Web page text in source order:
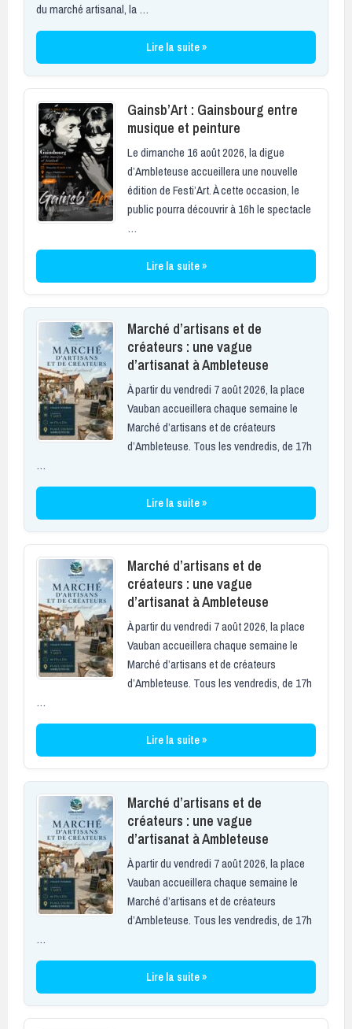
du marché artisanal, la …
Lire la suite »
Gainsb’Art : Gainsbourg entre
musique et peinture
Le dimanche 16 août 2026, la digue
d’Ambleteuse accueillera une nouvelle
édition de Festi’Art. À cette occasion, le
public pourra découvrir à 16h le spectacle
…
Lire la suite »
Marché d’artisans et de
créateurs : une vague
d’artisanat à Ambleteuse
À partir du vendredi 7 août 2026, la place
Vauban accueillera chaque semaine le
Marché d’artisans et de créateurs
d’Ambleteuse. Tous les vendredis, de 17h
…
Lire la suite »
Marché d’artisans et de
créateurs : une vague
d’artisanat à Ambleteuse
À partir du vendredi 7 août 2026, la place
Vauban accueillera chaque semaine le
Marché d’artisans et de créateurs
d’Ambleteuse. Tous les vendredis, de 17h
…
Lire la suite »
Marché d’artisans et de
créateurs : une vague
d’artisanat à Ambleteuse
À partir du vendredi 7 août 2026, la place
Vauban accueillera chaque semaine le
Marché d’artisans et de créateurs
d’Ambleteuse. Tous les vendredis, de 17h
…
Lire la suite »